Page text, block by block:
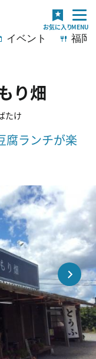
イベント 福岡
り畑
たけ
腐ランチが楽